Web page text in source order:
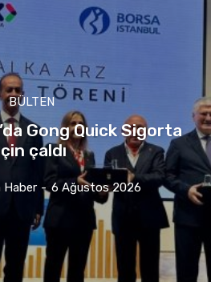
BÜLTEN
Gong Quick Sigorta
çaldı
Haber - 6 Ağustos 2026